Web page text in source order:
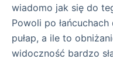
wiadomo jak się do
Powoli po
pułap, a ile to
widoczność bardzo